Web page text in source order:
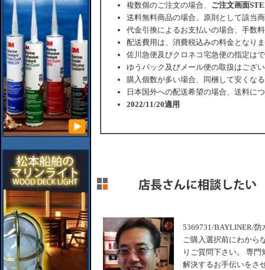
複数個のご注文の場合、 ご注文画面
送料無料商品の場合、原則として該当
代金引換によるお支払いの場合、手数
配送費用は、消費税込みの料金となり
佐川急便及びクロネコ宅急便の指定は
ゆうパック及びメール便の取扱はござ
購入個数が多い場合、同梱して安くな
日本国外への配送希望の場合、送料に
2022/11/20適用
5369731/BAYLINER/防
ご購入選択前にわから
りご質問下さい。 専
解決するお手伝いをさ